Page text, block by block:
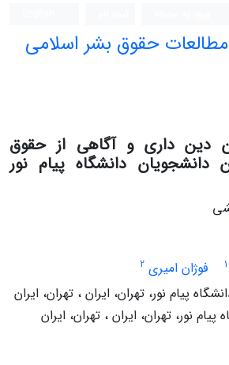
حقوق بشر اسلامی
دین داری و آگاهی از حقوق
دانشجویان دانشگاه پیام نور
1 فوژان امیری 2
پیام نور، تهران، ایران ، تهران، ایران
نور، تهران، ایران ، تهران، ایران